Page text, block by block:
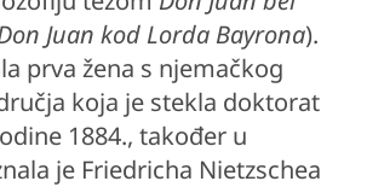
Juan kod Lorda Bayrona).
prva žena s njemačkog
koja je stekla doktorat
1884., također u
je Friedricha Nietzschea